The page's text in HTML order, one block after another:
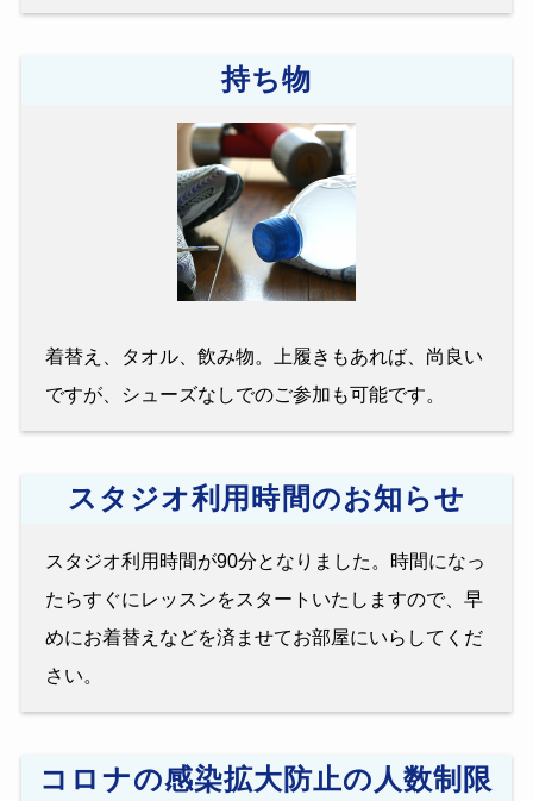
持ち物
着替え、タオル、飲み物。上履きもあれば、尚良い
ですが、シューズなしでのご参加も可能です。
スタジオ利用時間のお知らせ
スタジオ利用時間が90分となりました。時間になっ
たらすぐにレッスンをスタートいたしますので、早
めにお着替えなどを済ませてお部屋にいらしてくだ
さい。
コロナの感染拡大防止の人数制限